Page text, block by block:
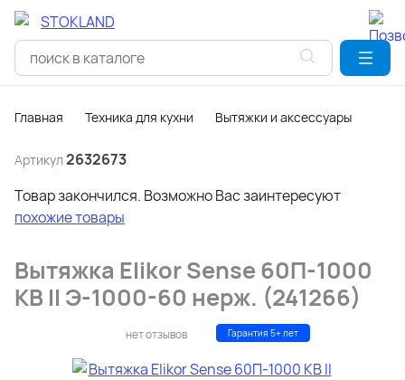
Главная Техника для кухни Вытяжки и аксессуары
Артикул 2632673
Товар закончился. Возможно Вас заинтересуют
похожие товары
Вытяжка Elikor Sense 60П-1000
КВ II Э-1000-60 нерж. (241266)
нет отзывов Гарантия 5+ лет